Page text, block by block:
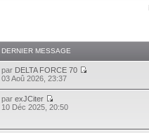
DERNIER MESSAGE
par DELTA FORCE 70
03 Aoû 2026, 23:37
parexJCiter
10 Déc 2025, 20:50